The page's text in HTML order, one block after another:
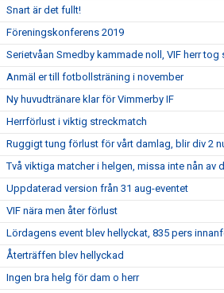
Snart är det fullt!
Föreningskonferens 2019
Serietvåan Smedby kammade noll, VIF herr tog
Anmäl er till fotbollsträning i november
Ny huvudtränare klar för Vimmerby IF
Herrförlust i viktig streckmatch
Ruggigt tung förlust för vårt damlag, blir div 2
Två viktiga matcher i helgen, missa inte nån av
Uppdaterad version från 31 aug-eventet
VIF nära men åter förlust
Lördagens event blev hellyckat, 835 pers
Återträffen blev hellyckad
Ingen bra helg för dam o herr